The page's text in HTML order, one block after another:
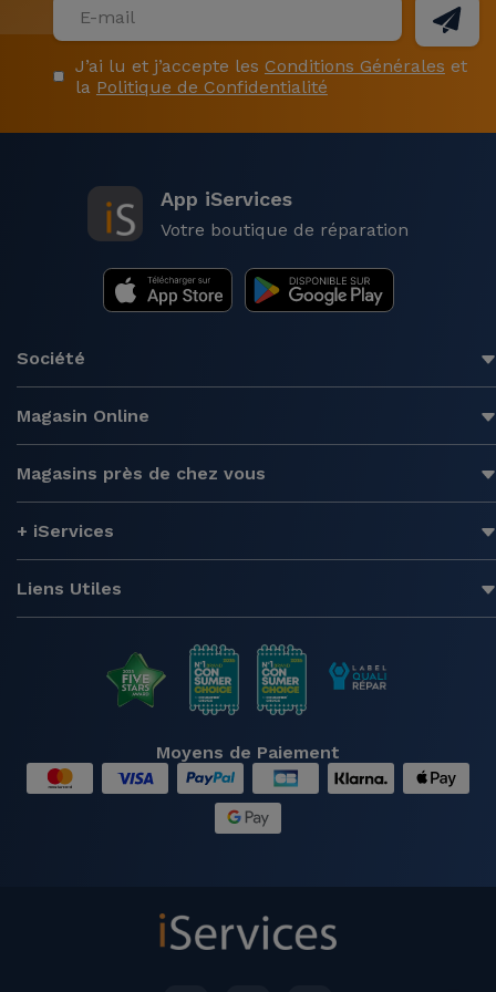
J’ai lu et j’accepte les Conditions Générales et
la Politique de Confidentialité
App iServices
Votre boutique de réparation
Société
Magasin Online
Magasins près de chez vous
+ iServices
Liens Utiles
Moyens de Paiement